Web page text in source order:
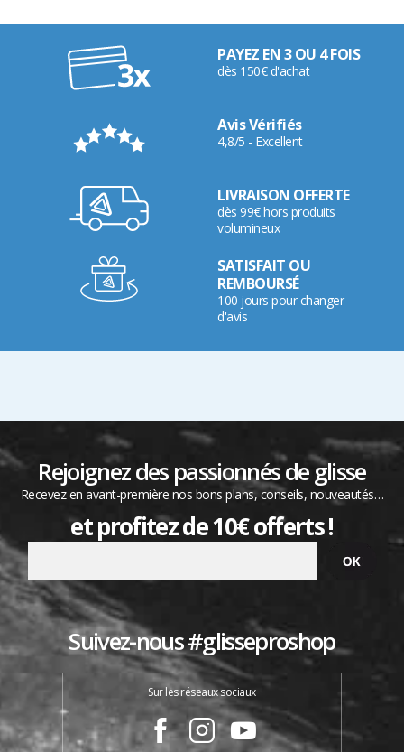
PAYEZ EN 3 OU 4 FOIS
dès 150€ d'achat
Avis Vérifiés
4,8/5 - Excellent
LIVRAISON OFFERTE
dès 99€ hors produits
volumineux
SATISFAIT OU
REMBOURSÉ
100 jours pour changer
d'avis
Rejoignez des passionnés de glisse
Recevez en avant-première nos bons plans, conseils, nouveautés…
et profitez de 10€ offerts !
Suivez-nous #glisseproshop
Sur les réseaux sociaux